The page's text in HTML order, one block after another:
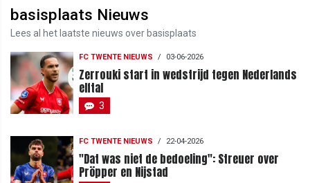
basisplaats Nieuws
Lees al het laatste nieuws over basisplaats
FC TWENTE NIEUWS / 03-06-2026
Zerrouki start in wedstrijd tegen Nederlands
elftal
3
FC TWENTE NIEUWS / 22-04-2026
"Dat was niet de bedoeling": Streuer over
Pröpper en Nijstad